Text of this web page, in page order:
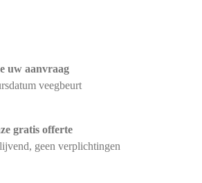
uw aanvraag
veegbeurt
gratis offerte
geen verplichtingen